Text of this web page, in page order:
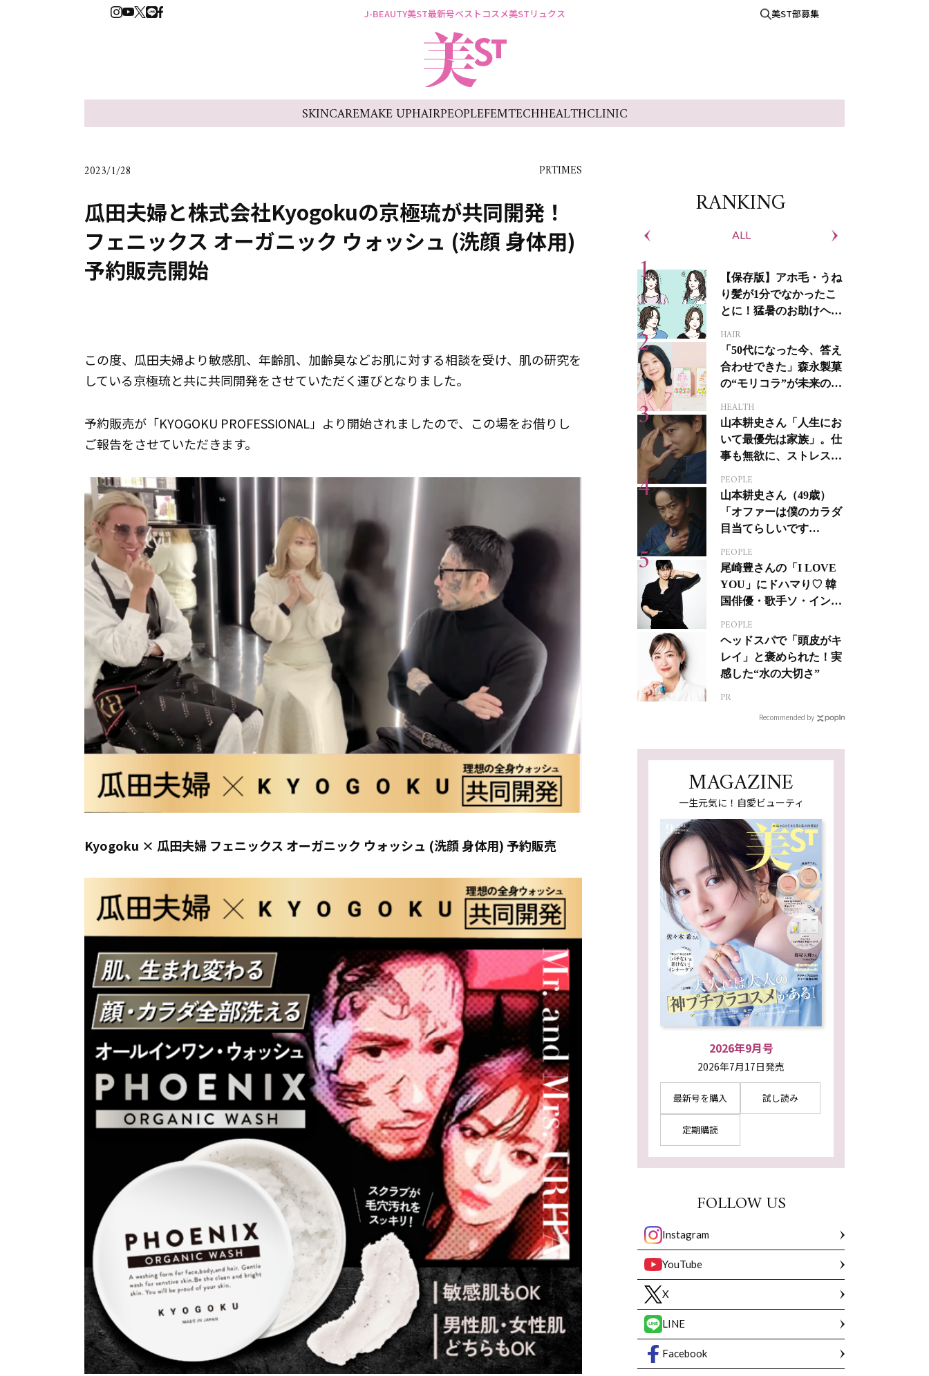
J-BEAUTY美ST最新号ベストコスメ美STリュクス 美ST部募集
SKINCAREMAKE UPHAIRPEOPLEFEMTECHHEALTHCLINIC
2023/1/28 PRTIMES
瓜田夫婦と株式会社Kyogokuの京極琉が共同開発！
フェニックス オーガニック ウォッシュ (洗顔 身体用)
予約販売開始
この度、瓜田夫婦より敏感肌、年齢肌、加齢臭などお肌に対する相談を受け、肌の研究を
している京極琉と共に共同開発をさせていただく運びとなりました。
予約販売が「KYOGOKU PROFESSIONAL」より開始されましたので、この場をお借りし
ご報告をさせていただきます。
Kyogoku × 瓜田夫婦 フェニックス オーガニック ウォッシュ (洗顔 身体用) 予約販売
RANKING
ALL
【保存版】アホ毛・うね
り髪が1分でなかったこ
とに！猛暑のお助けヘア
HAIR
「50代になった今、答え
合わせできた」森永製菓
の“モリコラ”が未来のキ
HEALTH
山本耕史さん「人生にお
いて最優先は家族」。仕
事も無欲に、ストレスを
PEOPLE
山本耕史さん（49歳）
「オファーは僕のカラダ
目当てらしいです
ジカルへの挑戦
PEOPLE
尾崎豊さんの「I LOVE
YOU」にドハマり♡ 韓
国俳優・歌手ソ・イング
人生って？
PEOPLE
ヘッドスパで「頭皮がキ
レイ」と褒められた！実
感した“水の大切さ”
PR
Recommended by
MAGAZINE
一生元気に！自愛ビューティ
2026年9月号
2026年7月17日発売
最新号を購入 試し読み
定期購読
FOLLOW US
Instagram
YouTube
X
LINE
Facebook